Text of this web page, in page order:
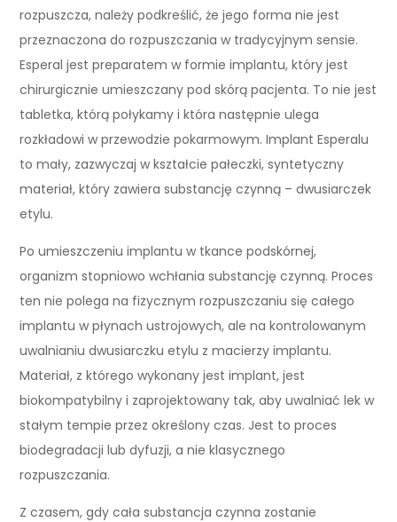
rozpuszcza, należy podkreślić, że jego forma nie jest
przeznaczona do rozpuszczania w tradycyjnym sensie.
Esperal jest preparatem w formie implantu, który jest
chirurgicznie umieszczany pod skórą pacjenta. To nie jest
tabletka, którą połykamy i która następnie ulega
rozkładowi w przewodzie pokarmowym. Implant Esperalu
to mały, zazwyczaj w kształcie pałeczki, syntetyczny
materiał, który zawiera substancję czynną – dwusiarczek
etylu.
Po umieszczeniu implantu w tkance podskórnej,
organizm stopniowo wchłania substancję czynną. Proces
ten nie polega na fizycznym rozpuszczaniu się całego
implantu w płynach ustrojowych, ale na kontrolowanym
uwalnianiu dwusiarczku etylu z macierzy implantu.
Materiał, z którego wykonany jest implant, jest
biokompatybilny i zaprojektowany tak, aby uwalniać lek w
stałym tempie przez określony czas. Jest to proces
biodegradacji lub dyfuzji, a nie klasycznego
rozpuszczania.
Z czasem, gdy cała substancja czynna zostanie